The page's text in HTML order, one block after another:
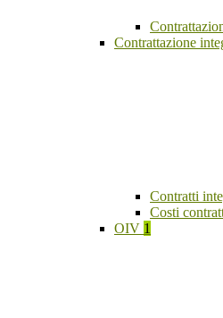
Contrattazione
Contratti
Costi
OIV 1